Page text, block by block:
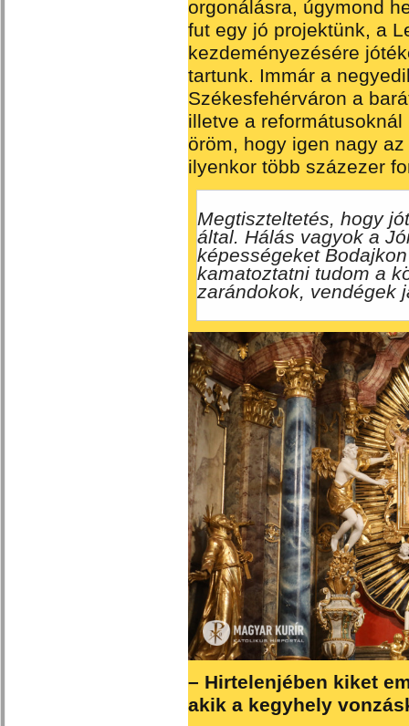
orgonálásra, úgymond
fut egy jó projektünk, a
kezdeményezésére
tartunk. Immár a
Székesfehérváron a
illetve a
öröm, hogy igen nagy
ilyenkor több százezer
Megtiszteltetés, hogy
által. Hálás vagyok a
képességeket
kamatoztatni tudom a
zarándokok, vendégek
– Hirtelenjében kiket
akik a kegyhely